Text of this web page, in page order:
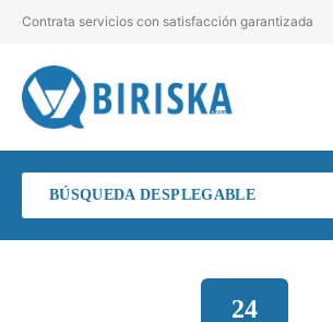
Contrata servicios con satisfacción garantizada
BÚSQUEDA DESPLEGABLE
24